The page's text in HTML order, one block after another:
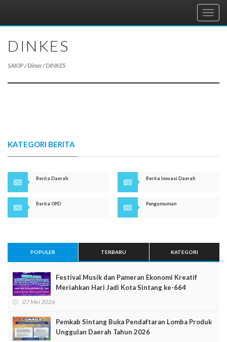
DINKES
SAKIP / Dinas / DINKES
KATEGORI BERITA
Berita Daerah Berita Inovasi Daerah
Berita OPD Pengumuman
POPULER TERBARU KATEGORI
Festival Musik dan Pameran Ekonomi Kreatif
Meriahkan Hari Jadi Kota Sintang ke-664
07 Mei 2026
Pemkab Sintang Buka Pendaftaran Lomba Produk
Unggulan Daerah Tahun 2026